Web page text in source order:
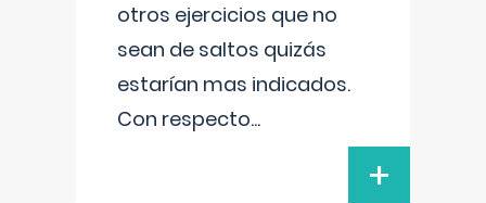
otros ejercicios que no
sean de saltos quizás
estarían mas indicados.
Con respecto...
+